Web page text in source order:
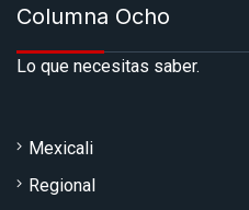
Columna Ocho
Lo que necesitas saber.
Mexicali
Regional